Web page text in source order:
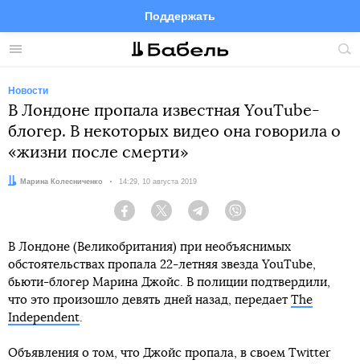
Меню
Поддержать
FacebookTelegramTwitter
Новости
В Лондоне пропала известная YouTube-
блогер. В некоторых видео она говорила о
«жизни после смерти»
Автор:
Марина Колесниченко Дата:
14:29, 10 августа 2019
Facebook Twitter Telegram
В Лондоне (Великобритания) при необъяснимых
обстоятельствах пропала 22-летняя звезда YouTube,
бьюти-блогер Марина Джойс. В полиции подтвердили,
что это произошло девять дней назад, передает The
Independent.
Объявления о том, что Джойс пропала, в своем Twitter